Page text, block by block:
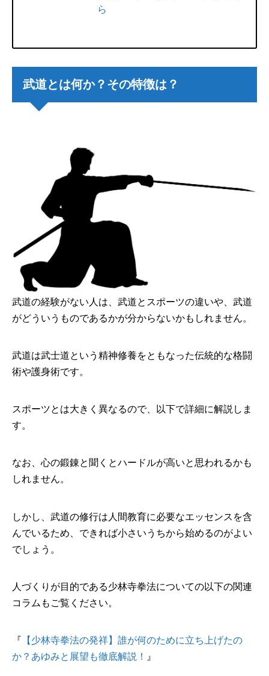
ら
武道とは何か？その特徴は？
武道の経験がない人は、武道とスポーツの違いや、武道
がどういうものであるかが分からないかもしれません。
武道は武士道という精神修養をともなった伝統的な格闘
術や護身術です。
スポーツとは大きく異なるので、以下で詳細に解説しま
す。
なお、心の鍛錬と聞くとハードルが高いと思われるかも
しれません。
しかし、武道の修行は人間教育に必要なエッセンスを含
んでいるため、できれば小さいうちから始めるのがよい
でしょう。
人づくりが目的である少林寺拳法についての以下の関連
コラムもご覧ください。
『 【少林寺拳法の発祥】誰が何のために立ち上げたの
か？あゆみと展望も徹底解説！
』